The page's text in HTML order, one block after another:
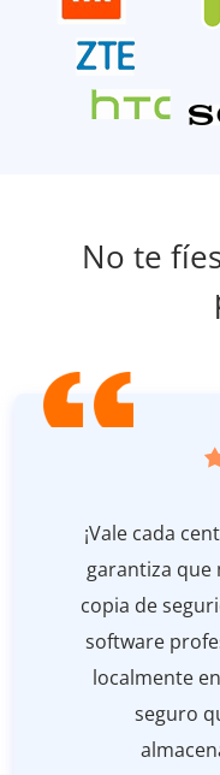
No te
¡Vale cada
garantiza que
copia de
software
localmente
seguro